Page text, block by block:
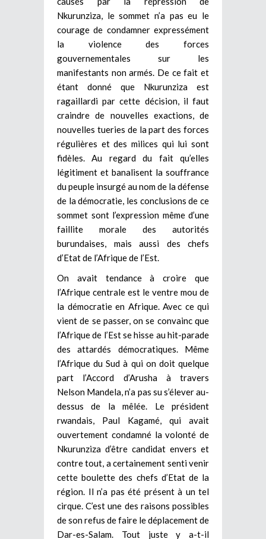
Nkurunziza, le sommet n’a pas eu le
courage de condamner expressément
la violence des forces
gouvernementales sur les
manifestants non armés. De ce fait et
étant donné que Nkurunziza est
ragaillardi par cette décision, il faut
craindre de nouvelles exactions, de
nouvelles tueries de la part des forces
régulières et des milices qui lui sont
fidèles. Au regard du fait qu’elles
légitiment et banalisent la souffrance
du peuple insurgé au nom de la défense
de la démocratie, les conclusions de ce
sommet sont l’expression même d’une
faillite morale des autorités
burundaises, mais aussi des chefs
d’Etat de l’Afrique de l’Est.
On avait tendance à croire que
l’Afrique centrale est le ventre mou de
la démocratie en Afrique. Avec ce qui
vient de se passer, on se convainc que
l’Afrique de l’Est se hisse au hit-parade
des attardés démocratiques. Même
l’Afrique du Sud à qui on doit quelque
part l’Accord d’Arusha à travers
Nelson Mandela, n’a pas su s’élever au-
dessus de la mêlée. Le président
rwandais, Paul Kagamé, qui avait
ouvertement condamné la volonté de
Nkurunziza d’être candidat envers et
contre tout, a certainement senti venir
cette boulette des chefs d’Etat de la
région. Il n’a pas été présent à un tel
cirque. C’est une des raisons possibles
de son refus de faire le déplacement de
Dar-es-Salam. Tout juste y a-t-il